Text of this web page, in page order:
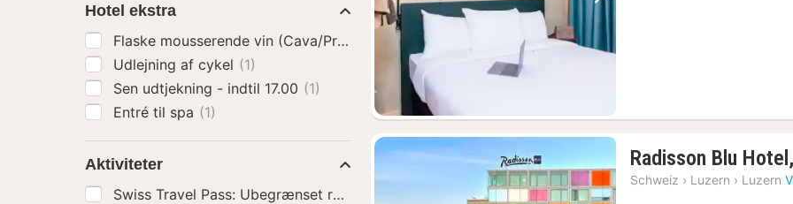
Forrige billede Næste billede
Radisson Blu
Schweiz › Luzern › Luzern
Hotel ekstra
Flaske mousserende vin (Cava/Prosecco)
(1)
Udlejning af cykel (1)
Sen udtjekning - indtil 17.00 (1)
Entré til spa (1)
Aktiviteter
Swiss Travel Pass: Ubegrænset rejse med tog, bus og båd(1)